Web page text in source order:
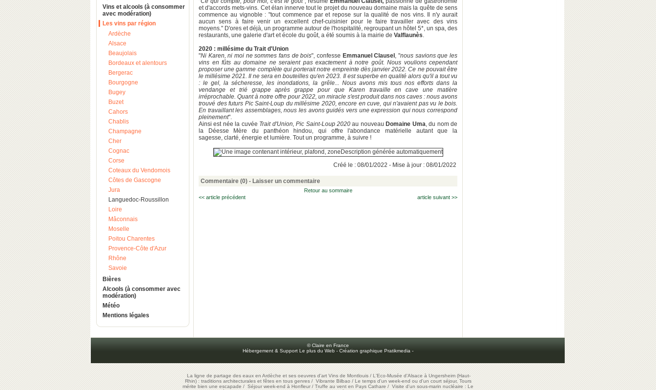
Vins et alcools (à consommer
avec modération)
Les vins par région
Ardèche
Alsace
Beaujolais
Bordeaux et alentours
Bergerac
Bourgogne
Bugey
Buzet
Cahors
Chablis
Champagne
Cher
Cognac
Corse
Coteaux du Vendomois
Côtes de Gascogne
Jura
Languedoc-Roussillon
Loire
Mâconnais
Moselle
Poitou Charentes
Provence-Côte d'Azur
Rhône
Savoie
Bières
Alcools (à consommer avec
modération)
Météo
Mentions légales
et d'accords mets-vins. Cet élan innerve tout le projet du nouveau domaine mais la quête de sens
commence au vignoble : "tout commence par et repose sur la qualité de nos vins. Il n'y aurait
aucun sens à faire venir un excellent chef-cuisinier pour le faire travailler avec des vins
moyens." D'ores et déjà, un programme autour de l'hospitalité, regroupant un hôtel 5*, un spa, des
restaurants, une galerie d'art et école du goût, a été soumis à la mairie de Valflaunès.
2020 : millésime du Trait d'Union
"Ni Karen, ni moi ne sommes fans de bois", confesse Emmanuel Clausel , "nous savions que les
vins en fûts au domaine ne seraient pas exactement à notre goût. Nous voulions cependant
proposer une gamme complète qui porterait notre empreinte dès janvier 2022. Ce ne pouvait être
le millésime 2021. Il ne sera en bouteilles qu'en 2023. Il est superbe en qualité alors qu'il a tout vu
: le gel, la sécheresse, les inondations, la grêle... Nous avons mis tous nos efforts dans la
vendange et trié grappe après grappe pour que Karen travaille en cave une matière
irréprochable. Quant à notre offre pour 2022, un miracle s'est produit dans nos caves : nous avons
trouvé des futurs Pic Saint-Loup du millésime 2020, encore en cuve, qui n'avaient pas vu le bois.
En travaillant les assemblages, nous les avons guidés vers une expression qui nous correspond
pleinement".
Ainsi est née la cuvée Trait d'Union, Pic Saint-Loup 2020au nouveau Domaine Uma, du nom de
la Déesse Mère du panthéon hindou, qui offre l'abondance matérielle autant que la
sagesse, clarté, énergie et lumière. Tout un programme, à suivre !
Créé le : 08/01/2022 - Mise à jour : 08/01/2022
Commentaire (0) - Laisser un commentaire
Retour au sommaire
article suivant >>
<< article précédent
© Claire en France
Hébergement & Support Le plus du Web - Création graphique Pratikmedia -
La ligne de partage des eaux en Ardèche et ses oeuvres d'art Vins de Montlouis/L'Eco-Musée d'Alsace à Ungersheim (Haut-
Rhin) : traditions architecturales et fêtes en tous genres/Vibrante Bilbao/Le temps d'un week-end ou d'un court séjour, Tours
mérite bien une escapade/Séjour week-end à Honfleur/Truffe au vent en Pays Cathare/Visite d'un sous-marin nucléaire : Le